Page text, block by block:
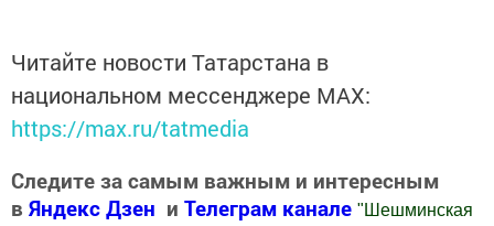
Читайте новости Татарстана в
национальном мессенджере MАХ:
https://max.ru/tatmedia
Следите за самым важным и интересным
в Яндекс Дзен и Телеграм канале " Шешминская